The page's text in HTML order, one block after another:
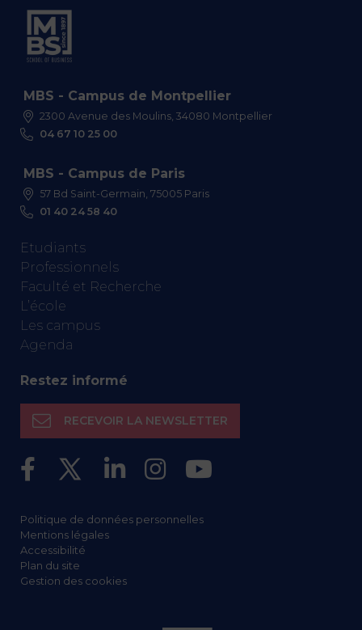
MBS - Campus de Montpellier
2300 Avenue des Moulins, 34080 Montpellier
04 67 10 25 00
MBS - Campus de Paris
57 Bd Saint-Germain, 75005 Paris
01 40 24 58 40
Etudiants
Professionnels
Faculté et Recherche
L’école
Les campus
Agenda
Restez informé
RECEVOIR LA NEWSLETTER
Politique de données personnelles
Mentions légales
Accessibilité
Plan du site
Gestion des cookies